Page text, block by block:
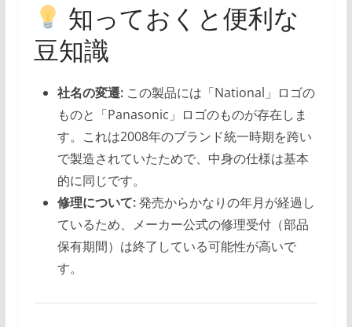
知っておくと便利な
豆知識
社名の変遷:この製品には「National」ロゴの
ものと「Panasonic」ロゴのものが存在しま
す。これは2008年のブランド統一時期を跨い
で製造されていたためで、中身の仕様は基本
的に同じです。
修理について:発売からかなりの年月が経過し
ているため、メーカー公式の修理受付（部品
保有期間）は終了している可能性が高いで
す。